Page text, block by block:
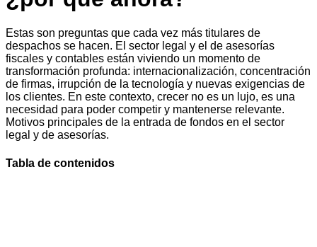
Estas son preguntas que cada vez más titulares de
despachos se hacen. El sector legal y el de asesorías
fiscales y contables están viviendo un momento de
transformación profunda: internacionalización, concentración
de firmas, irrupción de la tecnología y nuevas exigencias de
los clientes. En este contexto, crecer no es un lujo, es una
necesidad para poder competir y mantenerse relevante.
Motivos principales de la entrada de fondos en el sector
legal y de asesorías.
Tabla de contenidos